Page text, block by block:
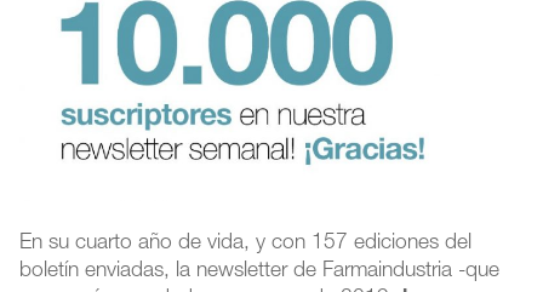
En su cuarto año de vida, y con 157 ediciones del
boletín enviadas, la newsletter de Farmaindustria -que